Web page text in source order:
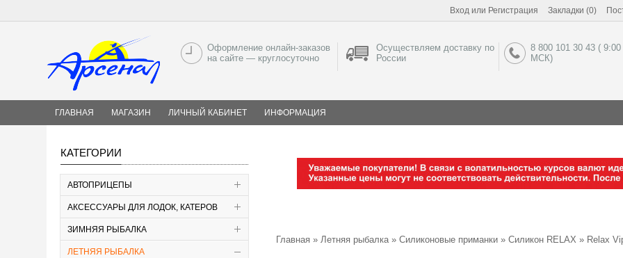
Вход или Регистрация Закладки (0)
Оформление онлайн-заказов
на сайте — круглосуточно
Осуществляем доставку по
России
8 800 101 30 43 (
МСК)
ГЛАВНАЯ МАГАЗИН ЛИЧНЫЙ КАБИНЕТ ИНФОРМАЦИЯ
КАТЕГОРИИ
АВТОПРИЦЕПЫ
АКСЕССУАРЫ ДЛЯ ЛОДОК, КАТЕРОВ
ЗИМНЯЯ РЫБАЛКА
ЛЕТНЯЯ РЫБАЛКА
Главная » Летняя рыбалка» Силиконовые приманки » Силикон RELAX » Relax